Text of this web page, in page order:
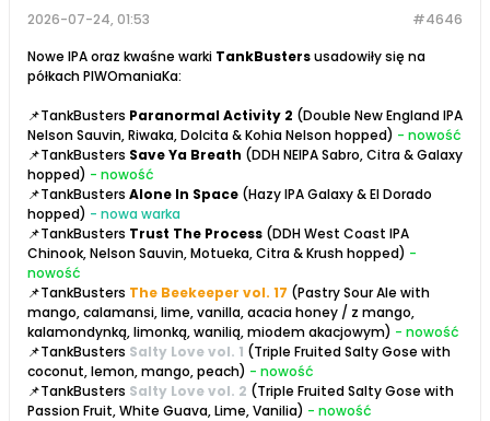
#4646
2026-07-24, 01:53
Nowe IPA oraz kwaśne warki TankBustersusadowiły się na
półkach PIWOmaniaKa:
📌TankBusters Paranormal Activity 2 (Double New England IPA
Nelson Sauvin, Riwaka, Dolcita & Kohia Nelson hopped) - nowość
📌TankBusters Save Ya Breath (DDH NEIPA Sabro, Citra & Galaxy
hopped) - nowość
📌TankBusters Alone In Space (Hazy IPA Galaxy & El Dorado
hopped) - nowa warka
📌TankBusters Trust The Process (DDH West Coast IPA
Chinook, Nelson Sauvin, Motueka, Citra & Krush hopped) -
nowość
📌TankBusters The Beekeeper vol. 17 (Pastry Sour Ale with
mango, calamansi, lime, vanilla, acacia honey / z mango,
kalamondynką, limonką, wanilią, miodem akacjowym) - nowość
📌TankBusters Salty Love vol. 1 (Triple Fruited Salty Gose with
coconut, lemon, mango, peach) - nowość
📌TankBusters Salty Love vol. 2 (Triple Fruited Salty Gose with
Passion Fruit, White Guava, Lime, Vanilia) - nowość